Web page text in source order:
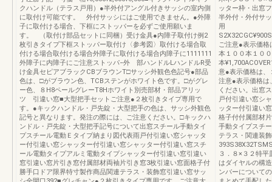
クハンドル（テラス戸用）●半外付アングル付きサッシの室内側
に取付け可能です。 外付サッシにはご使用できません。●外障
子に取付ける場合、下框にストッパーを必ずご使用願いま
す。 （取付け部品セットに同梱）受け金具●内障子取付け例2
枚引きタイプ下框ストッパー取付け〈参考図〉取付ける場合取
付ける場合取付ける場合外障子に取付ける場合内障子に1111111
外障子に内障子にご注意ストッパ−外 部ハンドルLハンドルR受
け金具セピアブラックCBブラウンT□サッシ外観色色記号●部品
色は、□がブラウン色、TCBステンがホワイト色です。□がグレ
ー色、８H8ペールグレーT8Hホワイト別売部材・部品アリッ
ツ 引違い窓■大型把手セットご注意●２枚引きタイプ専用で
す。●キックハンドル・戸先錠・大型把手の色は、サッシ外観色
記号と異なります。発注の際には、ご注意ください。□キックハ
ンドル・戸先錠・大型把手記号について出窓スチール手動タイ
プスチール電動Ｅタイプ納まり図代表雨戸付引違い窓シャッタ
ー付引違い窓シャッター付引違い窓シャッター付引違い窓スチ
ール電動タイプアルミ電動タイプシャッター付引違い窓引違い
窓引違い窓片引き窓付属部材両袖片引き窓3枚引違い窓面格子付
勝手口ドア限界特寸製作商品関連テラス・装飾窓引違い窓サッ
ッター枠・出窓
半外付・外付サ
用
ご注意●表示価格
本１００本１０
本
意●表示価格は、
注意●表示価格
ください。出窓
戸付引違い窓シ
ッター付引違い
格子付付属部材
手動タイプスチ
テラス・関連装
３．８×３２特
はダイヤルの構
ンバーについて